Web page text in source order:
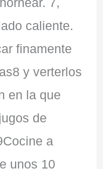
caliente.
finamente
y verterlos
en la que
de
a
unos 10